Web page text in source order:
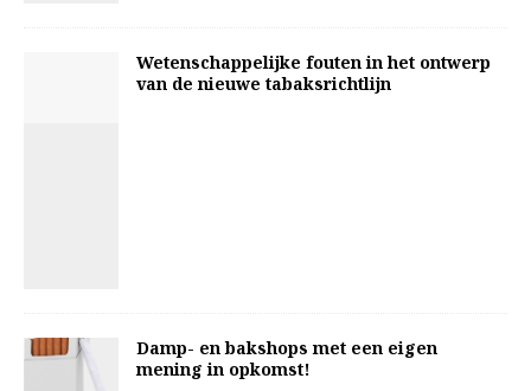
Wetenschappelijke fouten in het ontwerp
van de nieuwe tabaksrichtlijn
Damp- en bakshops met een eigen
mening in opkomst!